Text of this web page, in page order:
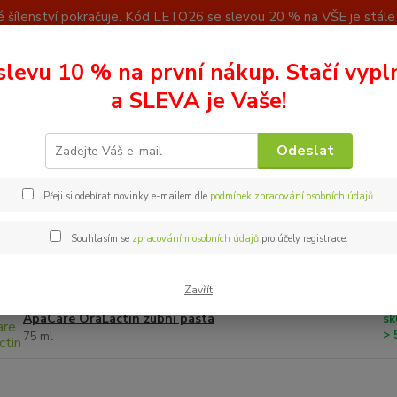
šílenství pokračuje. Kód LETO26 se slevou 20 % na VŠE je stále
Hledat
zubní pasta
ApaCare OraLactin zubní pasta
75 ml
>
10 % na první nákup. Stačí
a SLEVA je Vaše!
Odeslat
Přeji si odebírat novinky e-mailem dle podmínek zpracování osobních údajů.
Souhlasím se zpracováním osobních údajůpro účely registrace.
Zavřít